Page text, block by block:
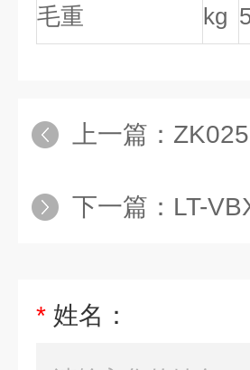
毛重 kg
上一篇：
下一篇： LT-
* 姓名：